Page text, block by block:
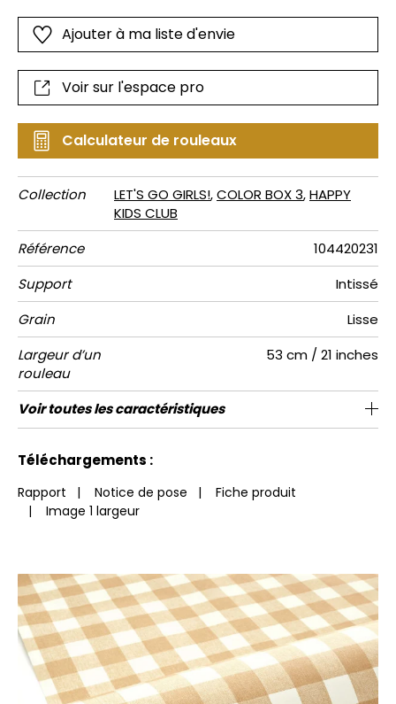
sages. Ajouter à ma liste d'envie
Voir sur l'espace pro
Calculateur de rouleaux
Collection LET'S GO GIRLS!,COLOR BOX 3,HAPPY
KIDS CLUB
Référence
104420231
Support
Intissé
Grain
Lisse
Largeur d’un
rouleau
53 cm / 21 inches
Longueur Vendu au rouleau de 10.05m / 11 yards
Raccord Raccord droit
Rapport
Vertical
53cm / 21 pouces
Poids g/m² 150
Description
produit
Vichy bicolore intissé
Entretien Lavable
Pose colle Encollage du mur
Dépose Arrachage à sec
Norme COV A+
ASTME84 Class A
Norme
euroclass
C-s1, d0
Voir toutes les caractéristiques
Téléchargements :
Rapport | Notice de pose |
Fiche produit
| Image 1 largeur